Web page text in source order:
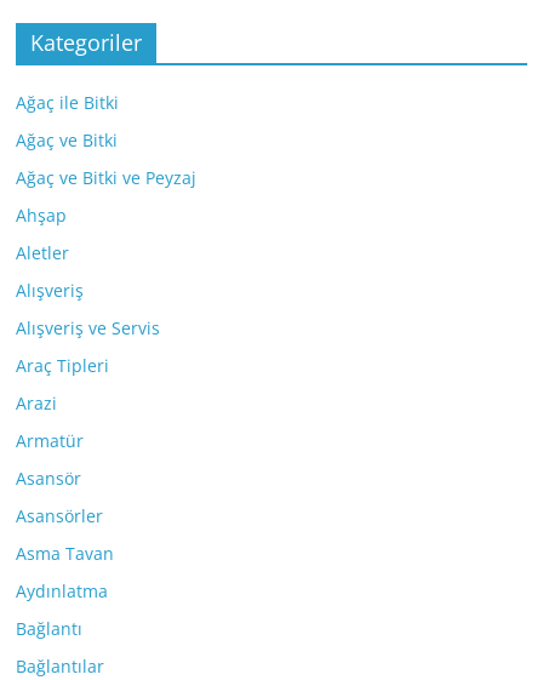
Kategoriler
Ağaç ile Bitki
Ağaç ve Bitki
Ağaç ve Bitki ve Peyzaj
Ahşap
Aletler
Alışveriş
Alışveriş ve Servis
Araç Tipleri
Arazi
Armatür
Asansör
Asansörler
Asma Tavan
Aydınlatma
Bağlantı
Bağlantılar